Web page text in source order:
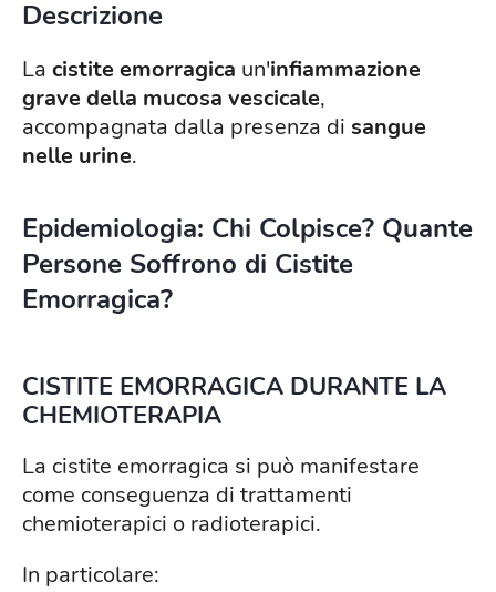
Descrizione
La cistiteemorragica un'infiammazione
grave della mucosa vescicale,
accompagnata dalla presenza di sangue
nelle urine.
Epidemiologia: Chi Colpisce? Quante
Persone Soffrono di Cistite
Emorragica?
CISTITE EMORRAGICA DURANTE LA
CHEMIOTERAPIA
La cistite emorragica si può manifestare
come conseguenza di trattamenti
chemioterapici o radioterapici.
In particolare: